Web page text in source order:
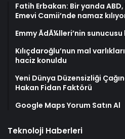
Fatih Erbakan: Bir yanda
Emevi Camii’nde namaz
Emmy ÃdÃ¼lleri’nin
Kılıçdaroğlu’nun mal
haciz konuldu
Yeni Dünya Düzensizliği
Hakan Fidan Faktörü
Google Maps Yorum Satın Al
Teknoloji Haberleri